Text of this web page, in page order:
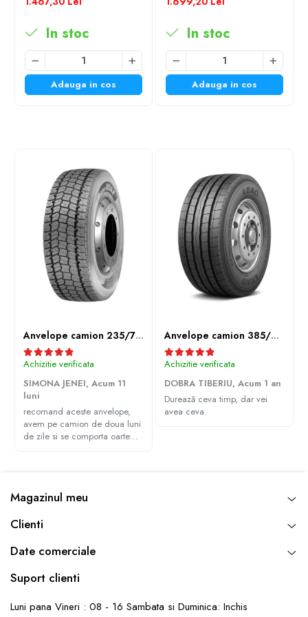
In stoc
Adauga in cos
In stoc
Adauga in cos
Anvelope camion 235/75R17.5 143/141J(144F) Westlake WDA2 TL M+S 3PMSF
Achizitie verificata
SIMONA JENEI, Acum 11
luni
recomand aceste anvelope,
avem pe camion de doua luni
de zile si se comporta oarte
Anvelope camion 385/65R22.5 164K LEAO KTS300 24PR TL
Achizitie verificata
DOBRA TIBERIU, Acum 1 an
Durează ceva timp, dar vei
avea ceva.
Magazinul meu
Clienti
Date comerciale
Suport clienti
Luni pana Vineri : 08 - 16 Sambata si Duminica: Inchis